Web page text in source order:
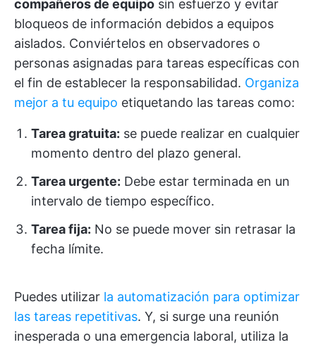
compañeros de equipo sin esfuerzo y evitar
bloqueos de información debidos a equipos
aislados. Conviértelos en observadores o
personas asignadas para tareas específicas con
el fin de establecer la responsabilidad. Organiza
mejor a tu equipo etiquetando las tareas como:
Tarea gratuita: se puede realizar en cualquier
momento dentro del plazo general.
Tarea urgente: Debe estar terminada en un
intervalo de tiempo específico.
Tarea fija: No se puede mover sin retrasar la
fecha límite.
Puedes utilizar la automatización para optimizar
las tareas repetitivas. Y, si surge una reunión
inesperada o una emergencia laboral, utiliza la